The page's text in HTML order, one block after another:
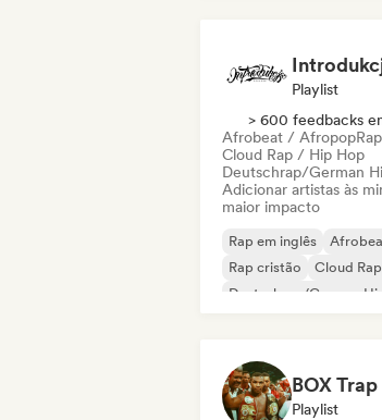
Playlist
> 600 feedbacks
Afrobeat / Afropop
Cloud Rap / Hip Hop
Deutschrap/German
Adicionar artistas às
maior impacto
Rap em inglês
Rap cristão
Cloud
Deutschrap/German
BOX Trap
Playlist